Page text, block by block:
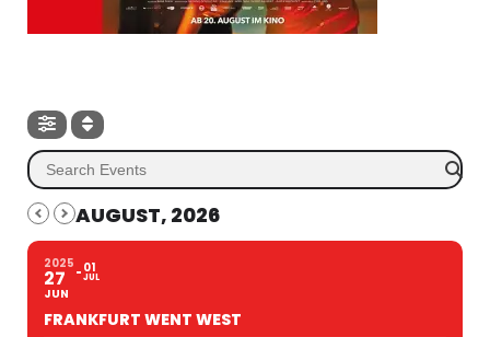
AUGUST, 2026
2025
27
JUN
01
JUL
FRANKFURT WENT WEST